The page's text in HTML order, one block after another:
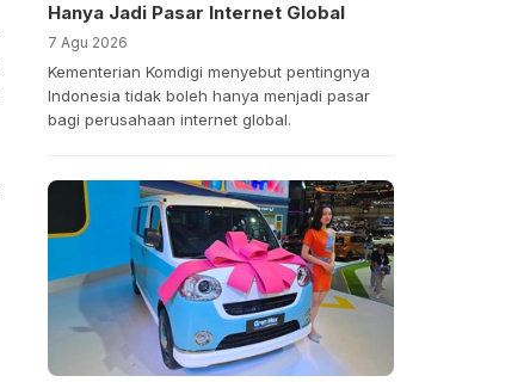
Hanya Jadi Pasar Internet Global
7 Agu 2026
Kementerian Komdigi menyebut pentingnya
Indonesia tidak boleh hanya menjadi pasar
bagi perusahaan internet global.